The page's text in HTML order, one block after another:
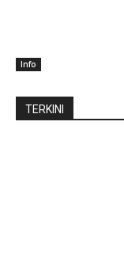
Info
TERKINI